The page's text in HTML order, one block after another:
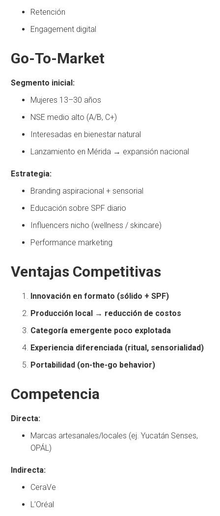
Retención
Engagement digital
Go-To-Market
Segmento inicial:
Mujeres 13–30 años
NSE medio alto (A/B, C+)
Interesadas en bienestar natural
Lanzamiento en Mérida → expansión nacional
Estrategia:
Branding aspiracional + sensorial
Educación sobre SPF diario
Influencers nicho (wellness / skincare)
Performance marketing
Ventajas Competitivas
Innovación en formato (sólido + SPF)
Producción local → reducción de costos
Categoría emergente poco explotada
Experiencia diferenciada (ritual, sensorialidad)
Portabilidad (on-the-go behavior)
Competencia
Directa:
Marcas artesanales/locales (ej. Yucatán Senses,
OPÁL)
Indirecta:
CeraVe
L’Oréal